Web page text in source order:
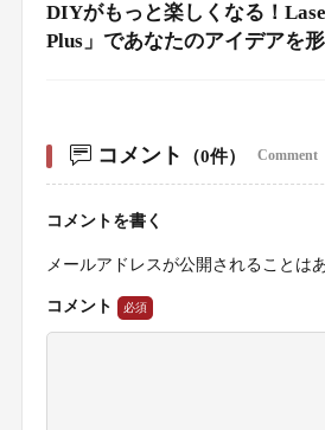
DIYがもっと楽しくなる！
Plus」であなたのアイデアを
コメント （0件） Comment
コメントを書く
メールアドレスが公開されることは
コメント